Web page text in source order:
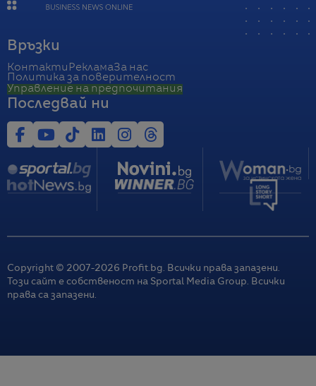
Връзки
Контакти РекламаЗа нас
Политика за поверителност
Управление на предпочитания
Последвай ни
Copyright © 2007-2026 Profit.bg. Всички права запазени.
Този сайт е собственост на Sportal Media Group. Всички
права са запазени.